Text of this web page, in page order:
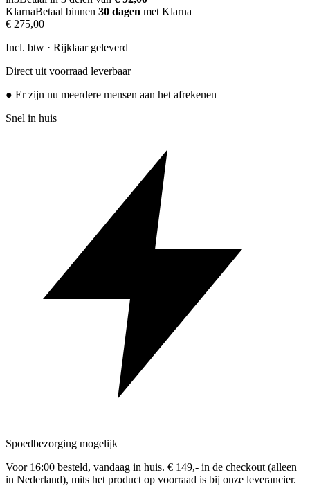
KlarnaBetaal binnen 30 dagen met Klarna
€ 275,00
Incl. btw · Rijklaar geleverd
Direct uit voorraad leverbaar
● Er zijn nu meerdere mensen aan het afrekenen
Snel in huis
Spoedbezorging mogelijk
Voor 16:00 besteld, vandaag in huis. € 149,- in de checkout (alleen
in Nederland), mits het product op voorraad is bij onze leverancier.